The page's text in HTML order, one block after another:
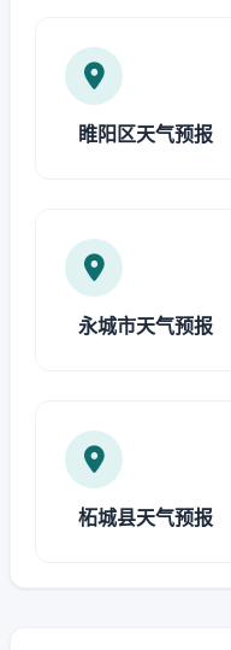
睢阳区天气预报
永城市天气预报
柘城县天气预报